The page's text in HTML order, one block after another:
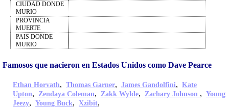
CIUDAD DONDE
MURIO
PROVINCIA
MUERTE
PAIS DONDE
MURIO
Famosos que nacieron en Estados Unidos como Dave Pearce
Ethan Horvath, Thomas Garner, James Gandolfini, Kate
Upton, Zendaya Coleman, Zakk Wylde, Zachary Johnson , Young
Jeezy, Young Buck, Xzibit,